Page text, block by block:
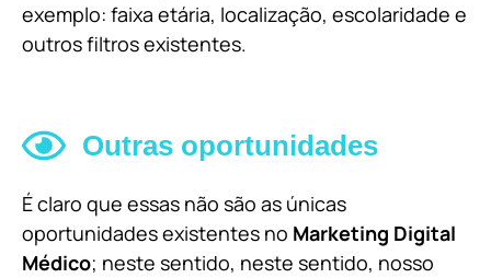
exemplo: faixa etária, localização, escolaridade e
outros filtros existentes.
Outras oportunidades
É claro que essas não são as únicas
oportunidades existentes no Marketing Digital
Médico; neste sentido, neste sentido, nosso